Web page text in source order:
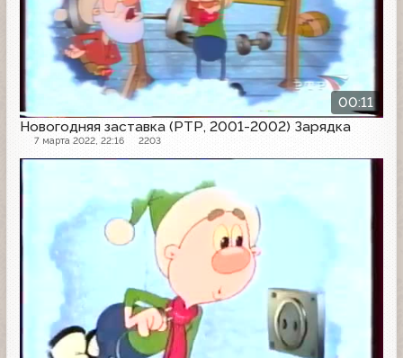
00:11
Новогодняя заставка (РТР, 2001-2002) Зарядка
7 марта 2022, 22:16 2203